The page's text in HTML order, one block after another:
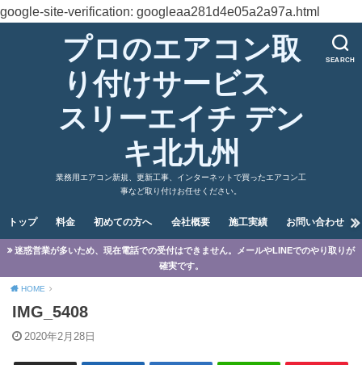
google-site-verification: googleaa281d4e05a2a97a.html
SEARCH
プロのエアコン取
り付けサービス
スリーエイチ デン
キ北九州
業務用エアコン新規、更新工事、インターネットで買ったエアコン工
事など取り付けお任せください。
トップ 料金 初めての方へ 会社概要 施工実績 お問い合わせ
迷惑営業が多いため、現在電話での受付はできません。メールやLINEでのやり取りが
確実です。
HOME
IMG_5408
2020年2月28日